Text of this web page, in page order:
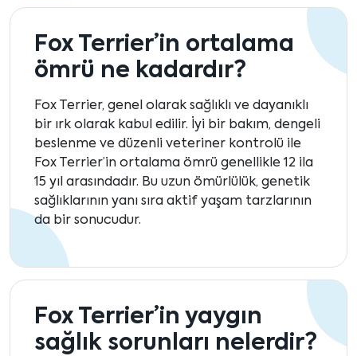
Fox Terrier’in ortalama
ömrü ne kadardır?
Fox Terrier, genel olarak sağlıklı ve dayanıklı
bir ırk olarak kabul edilir. İyi bir bakım, dengeli
beslenme ve düzenli veteriner kontrolü ile
Fox Terrier’in ortalama ömrü genellikle 12 ila
15 yıl arasındadır. Bu uzun ömürlülük, genetik
sağlıklarının yanı sıra aktif yaşam tarzlarının
da bir sonucudur.
Fox Terrier’in yaygın
sağlık sorunları nelerdir?